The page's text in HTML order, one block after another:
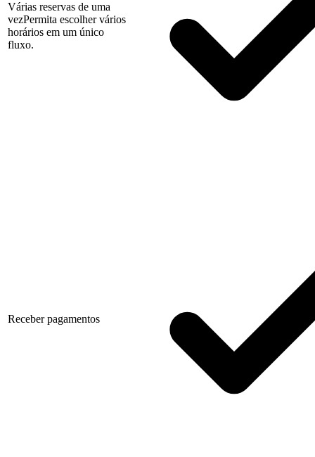
Várias reservas de uma
vezPermita escolher vários
horários em um único
fluxo.
Receber pagamentos